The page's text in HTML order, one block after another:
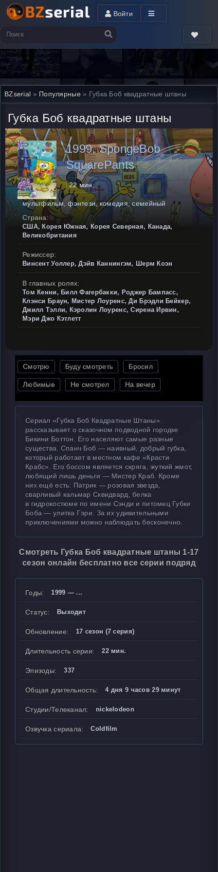
Войти
BZserial » Популярные» Губка Боб квадратные штаны
Губка Боб квадратные штаны
1999, SpongeBob
SquarePants
22 мин.
мультфильм, фэнтези, комедия, семейный
Страна:
США, Корея Южная, Корея Северная, Канада,
Великобритания
Режиссер:
Винсент Уоллер, Дэйв Каннингэм, Шерм Коэн
В главных ролях:
Том Кенни, Билл Фагербакки, Роджер Бампасс,
Клэнси Браун, Мистер Лоуренс, Ди Брэдли Бейкер,
Джилл Тэлли, Кэролин Лоуренс, Сирена Ирвин,
Мэри Джо Кэтлетт
Смотрю Буду смотреть Бросил
Любимые Не смотрел На вечер
Сериал «Губка Боб Квадратные Штаны»
рассказывает о сказочном подводной городке
Бикини Боттон. Его населяют самые разные
существа. Спанч Боб — наивный, добрый губка,
который работает в местном кафе «Красти
Крабс». Его боссом является скряга, жуткий жмот,
любящий лишь деньги — Мистер Краб. Кроме
них ещё есть: Патрик — розовая звезда,
сварливый кальмар Сквидвард, белка
в гидрокостюме по имени Сэнди и питомец Губки
Боба — улитка Гэри. За их удивительными
приключениями можно наблюдать бесконечно.
Смотреть Губка Боб квадратные штаны 1-17
сезон онлайн бесплатно все серии подряд
Годы: 1999 — ...
Статус: Выходит
Обновление: 17 сезон (7 серия)
Длительность серии: 22 мин.
Эпизоды: 337
Общая длительность: 4 дня 9 часов 29 минут
Студии/Телеканал: nickelodeon
Озвучка сериала: Coldfilm